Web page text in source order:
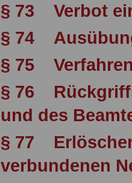
§ 73 Verbot
§ 74
§ 75
§ 76
und des
§ 77
verbundenen